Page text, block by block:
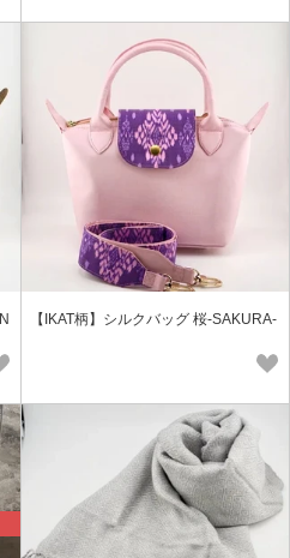
【IKAT柄】シルクバッグ 桜-SAKURA-